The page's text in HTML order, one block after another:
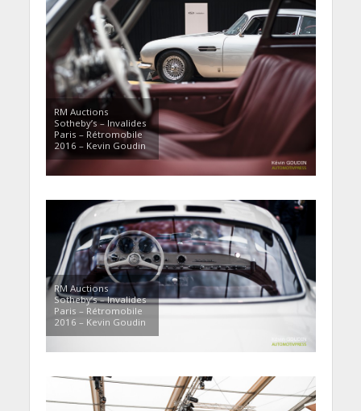
RM Auctions
Sotheby’s – Invalides
Paris – Rétromobile
2016 – Kevin Goudin
RM Auctions
Sotheby’s – Invalides
Paris – Rétromobile
2016 – Kevin Goudin